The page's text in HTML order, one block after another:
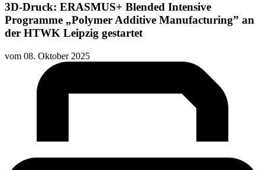
3D-Druck: ERASMUS+ Blended Intensive
Programme „Polymer Additive Manufacturing” an
der HTWK Leipzig gestartet
vom 08. Oktober 2025